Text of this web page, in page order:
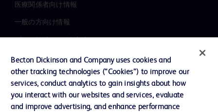
医療関係者向け情報
一般の方向け情報
プレスリリース / お知らせ
インクルージョン、ダイバー
シティ ＆ エクイティ
投資家向け情報（英語）
会社案内
Becton Dickinson and Company uses cookies and
other tracking technologies (“Cookies”) to improve our
services, conduct analytics to gain insights about how
you interact with our websites and services, evaluate
and improve advertising, and enhance performance